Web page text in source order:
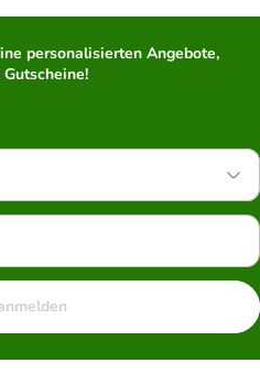
personalisierten Angebote,